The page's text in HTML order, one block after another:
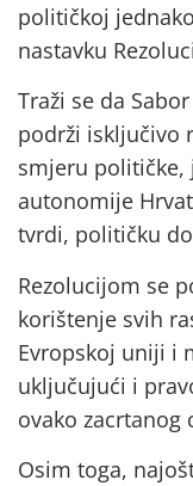
političkoj
nastavku
Traži se da
podrži isključivo
smjeru
autonomije
tvrdi, političku
Rezolucijom se
korištenje svih
Evropskoj uniji i
uključujući i
ovako zacrtanog
Osim toga,